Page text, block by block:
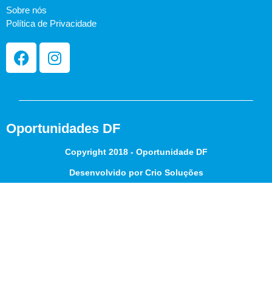
Sobre nós
Política de Privacidade
Oportunidades DF
Copyright 2018 - Oportunidade DF
Desenvolvido por Crio Soluções